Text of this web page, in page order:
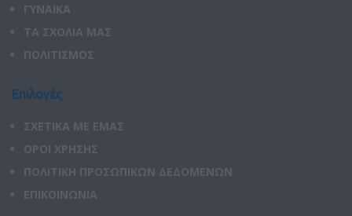
ΓΥΝΑΙΚΑ
ΤΑ ΣΧΟΛΙΑ ΜΑΣ
ΠΟΛΙΤΙΣΜΟΣ
Επιλογές
ΣΧΕΤΙΚΑ ΜΕ ΕΜΑΣ
ΟΡΟΙ ΧΡΗΣΗΣ
ΠΟΛΙΤΙΚΗ ΠΡΟΣΩΠΙΚΩΝ ΔΕΔΟΜΕΝΩΝ
ΕΠΙΚΟΙΝΩΝΙΑ